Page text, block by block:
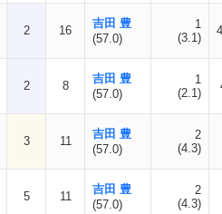
2 16
吉田 豊
(57.0)
1
(3.1)
2 8
吉田 豊
(57.0)
1
(2.1)
3 11
吉田 豊
(57.0)
2
(4.3)
5 11
吉田 豊
(57.0)
2
(4.3)